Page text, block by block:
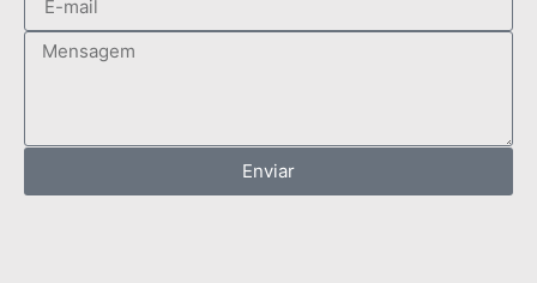
Enviar